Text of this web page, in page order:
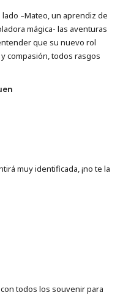
–Mateo, un aprendiz de
mágica- las aventuras
que su nuevo rol
compasión, todos rasgos
muy identificada, ¡no te la
todos los souvenir para